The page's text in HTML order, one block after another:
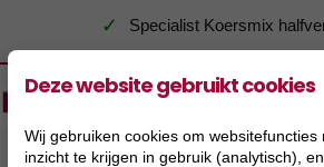
✓ Specialist Koersmix
Deze website gebruikt cookies
Wij gebruiken cookies om websitefuncties
inzicht te krijgen in gebruik (analytisch),